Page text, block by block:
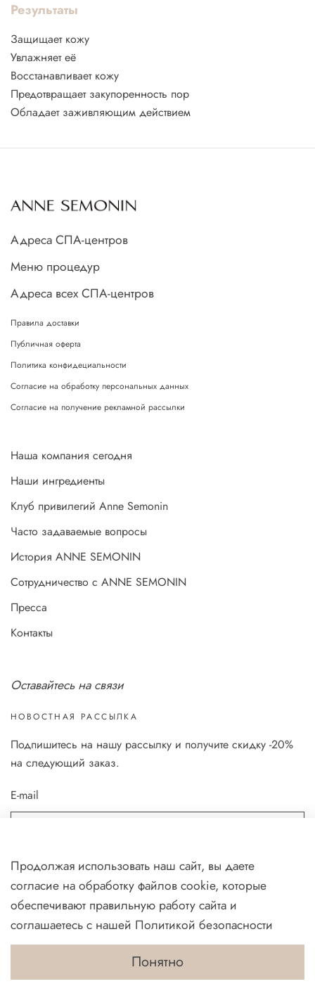
Результаты
Защищает кожу
Увлажняет её
Восстанавливает кожу
Предотвращает закупоренность пор
Обладает заживляющим действием
Адреса СПА-центров
Меню процедур
Адреса всех СПА-центров
Правила доставки
Публичная оферта
Политика конфидециальности
Согласие на обработку персональных данных
Согласие на получение рекламной рассылки
Наша компания сегодня
Наши ингредиенты
Клуб привилегий Anne Semonin
Часто задаваемые вопросы
История ANNE SEMONIN
Сотрудничество с ANNE SEMONIN
Пресса
Контакты
Оставайтесь на связи
НОВОСТНАЯ РАССЫЛКА
Подпишитесь на нашу рассылку и получите скидку -20%
на следующий заказ.
E-mail
персональных данных
соответствии сполитикой.
Я даю согласие на получение
реĸламной и информационной
рассылĸи
ПОДПИСАТЬСЯ
Продолжая использовать наш сайт, вы даете
согласие на обработку файлов cookie, которые
обеспечивают правильную работу сайта и
соглашаетесь с нашей Политикой безопасности
Понятно